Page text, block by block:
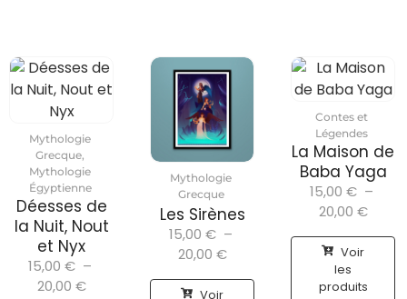
Mythologie
Grecque,
Mythologie
Égyptienne
Déesses de
la Nuit, Nout
et Nyx
15,00 € –
20,00 €
Mythologie
Grecque
Les Sirènes
15,00 € –
20,00 €
Voir
Contes et
Légendes
La Maison de
Baba Yaga
15,00 € –
20,00 €
Voir
les
produits